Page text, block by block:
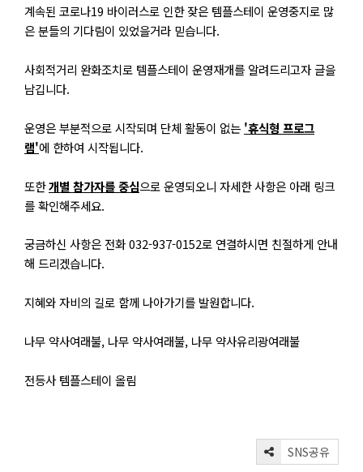
계속된 코로나19 바이러스로 인한 잦은 템플스테이 운영중지로 많
은 분들의 기다림이 있었을거라 믿습니다.
사회적거리 완화조치로 템플스테이 운영재개를 알려드리고자 글을
남깁니다.
운영은 부분적으로 시작되며 단체 활동이 없는 '휴식형 프로그
램'에 한하여 시작됩니다.
또한개별 참가자를 중심으로 운영되오니 자세한 사항은 아래 링크
를 확인해주세요.
궁금하신 사항은 전화 032-937-0152로 연결하시면 친절하게 안내
해 드리겠습니다.
지혜와 자비의 길로 함께 나아가기를 발원합니다.
나무 약사여래불, 나무 약사여래불, 나무 약사유리광여래불
전등사 템플스테이 올림
SNS공유